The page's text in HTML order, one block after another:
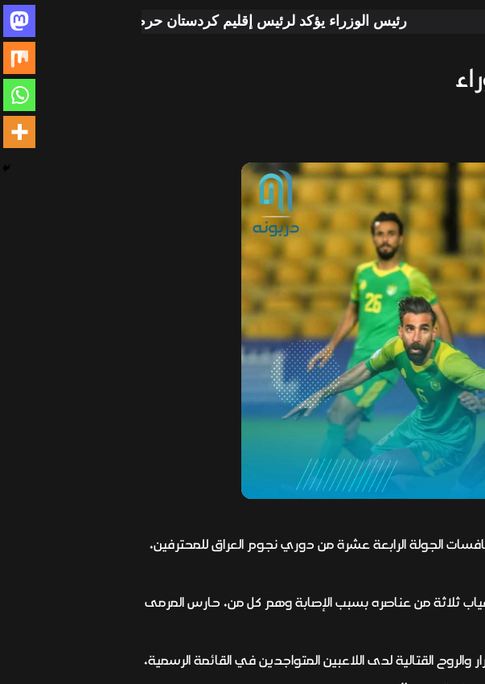
رئيس الوزراء يؤكد لرئيس إقليم كردستان حرص الحكومة على معالجة جميع
الجولة الرابعة عشرة من دوري نجوم العراق للمحترفين،
ثلاثة من عناصره بسبب الإصابة وهم كل من، حارس المرمى
القتالية لدى اللاعبين المتواجدين في القائمة الرسمية،